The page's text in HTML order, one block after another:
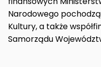
Narodowego
Kultury, a także
Samorządu